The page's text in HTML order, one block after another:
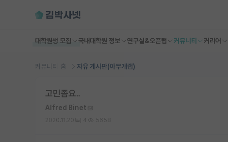
대학원생 모집 국내대학원 정보 연구실&오픈랩 커뮤니티 커리어
커뮤니티 홈 자유 게시판(아무개랩)
고민좀요..
Alfred Binet